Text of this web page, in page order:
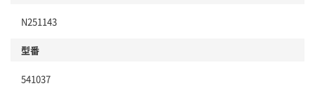
N251143
型番
541037